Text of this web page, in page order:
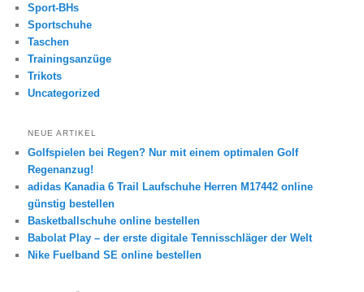
Sport-BHs
Sportschuhe
Taschen
Trainingsanzüge
Trikots
Uncategorized
NEUE ARTIKEL
Golfspielen bei Regen? Nur mit einem optimalen Golf
Regenanzug!
adidas Kanadia 6 Trail Laufschuhe Herren M17442 online
günstig bestellen
Basketballschuhe online bestellen
Babolat Play – der erste digitale Tennisschläger der Welt
Nike Fuelband SE online bestellen